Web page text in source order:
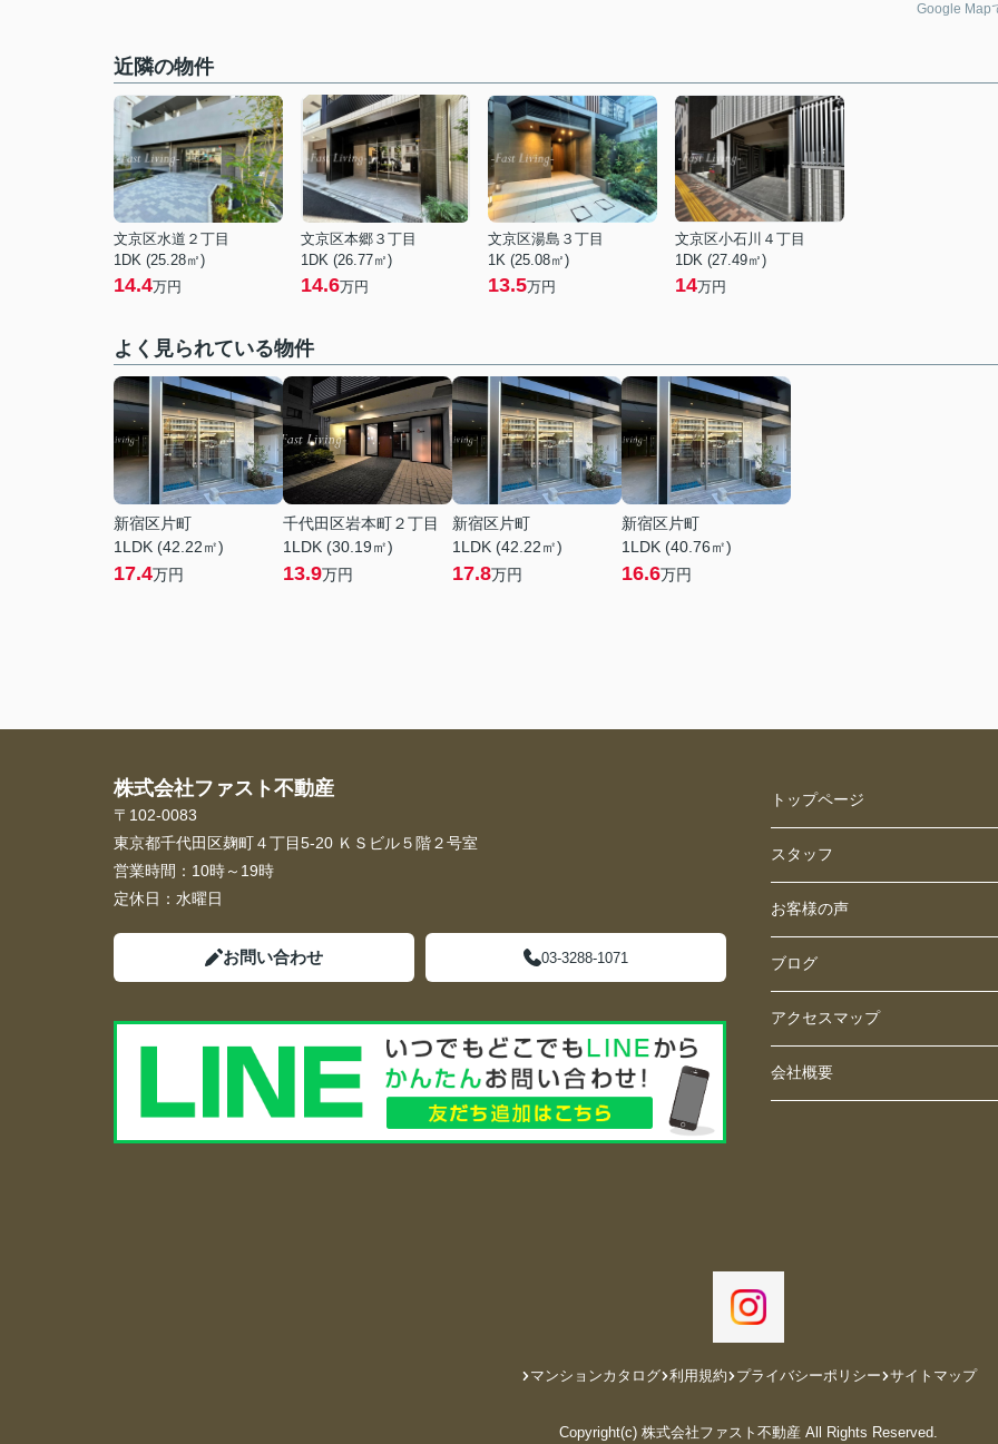
Google Map
近隣の物件
文京区水道２丁目
1DK (25.28㎡)
14.4万円
文京区本郷３丁目
1DK (26.77㎡)
14.6万円
文京区湯島３丁目
1K (25.08㎡)
13.5万円
文京区小石川４丁目
1DK (27.49㎡)
14万円
よく見られている物件
新宿区片町
1LDK (42.22㎡)
17.4万円
千代田区岩本町２丁目
1LDK (30.19㎡)
13.9万円
新宿区片町
1LDK (42.22㎡)
17.8万円
新宿区片町
1LDK (40.76㎡)
16.6万円
株式会社ファスト不動産
〒102-0083
東京都千代田区麹町４丁目5-20 ＫＳビル５階２号室
営業時間： 10時～19時
定休日： 水曜日
お問い合わせ 03-3288-1071
トップページ
スタッフ
お客様の声
ブログ
アクセスマップ
会社概要
マンションカタログ 利用規約 プライバシーポリシー サイトマップ
Copyright(c) 株式会社ファスト不動産 All Rights Reserved.